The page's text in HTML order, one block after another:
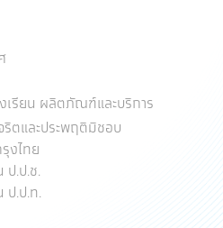
เรียน ผลิตภัณฑ์และบริการ
ริตและประพฤติมิชอบ
งไทย
ป.ป.ช.
ป.ป.ท.